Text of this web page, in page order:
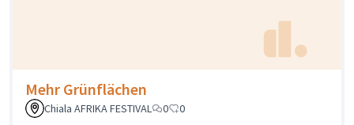
Mehr Grünflächen
Chiala AFRIKA FESTIVAL 0 0